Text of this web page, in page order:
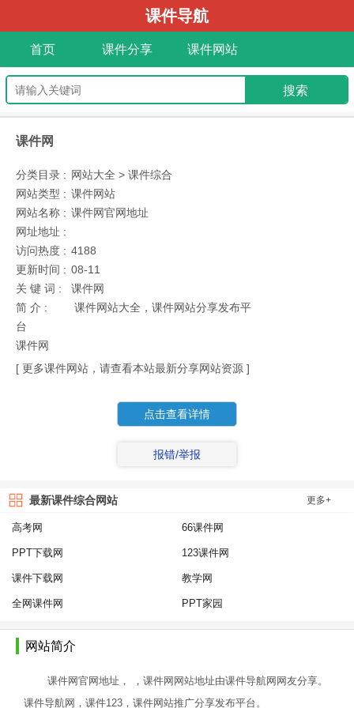
课件导航
首页 课件分享 课件网站
课件网
分类目录 : 网站大全 > 课件综合
网站类型 : 课件网站
网站名称 : 课件网官网地址
网址地址 :
访问热度 : 4188
更新时间 : 08-11
关 键 词 :
课件网
简 介 :
课件网站大全，课件网站分享发布平
台
课件网
[ 更多课件网站，请查看本站最新分享网站资源 ]
点击查看详情
报错/举报
最新课件综合网站 更多+
高考网 66课件网
PPT下载网 123课件网
课件下载网 教学网
全网课件网 PPT家园
网站简介
课件网官网地址， ，课件网网站地址由课件导航网网友分享。
课件导航网，课件123，课件网站推广分享发布平台。